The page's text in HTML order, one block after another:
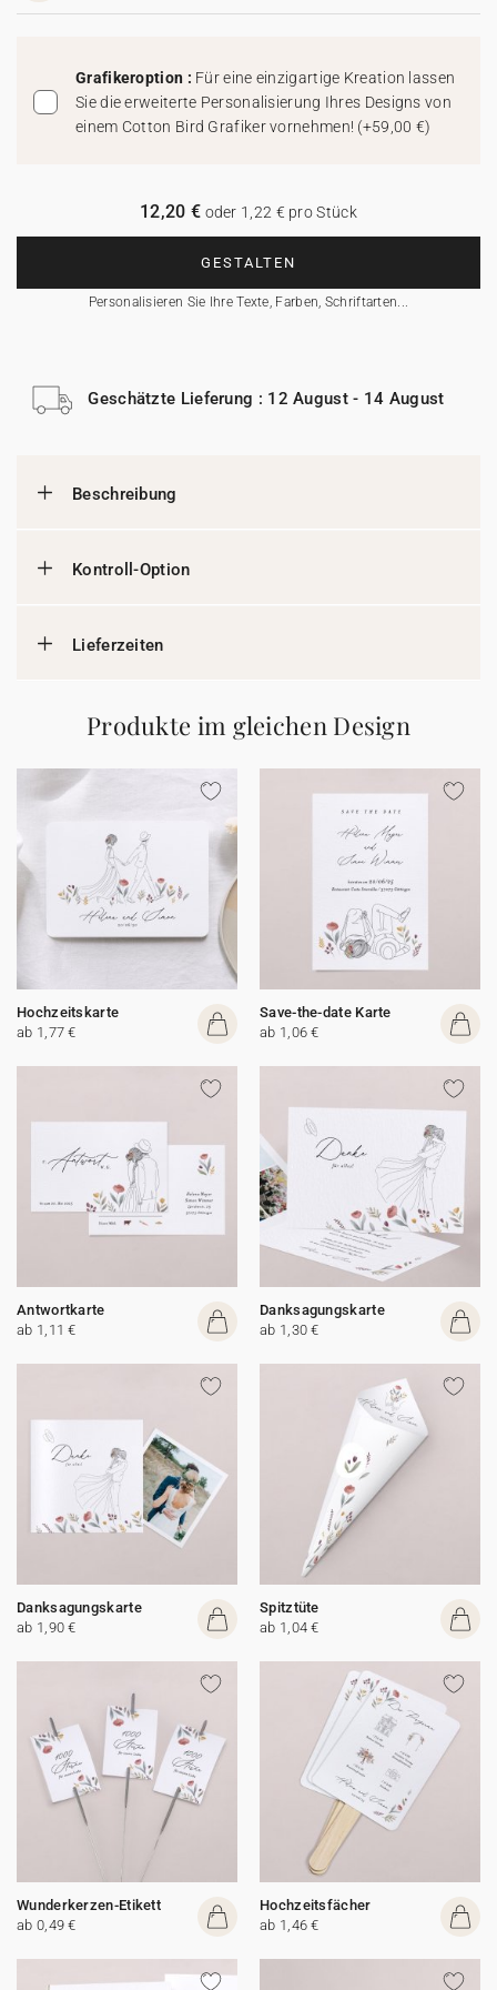
Grafikeroption : Für eine einzigartige Kreation lassen
Sie die erweiterte Personalisierung Ihres Designs von
einem Cotton Bird Grafiker vornehmen! (+59,00 €)
GESTALTEN
Personalisieren Sie Ihre Texte, Farben, Schriftarten...
12,20 € oder 1,22 € pro Stück
Geschätzte Lieferung : 12 August - 14 August
Beschreibung
Kontroll-Option
Lieferzeiten
Produkte im gleichen Design
Hochzeitskarte
ab 1,77 €
Save-the-date Karte
ab 1,06 €
Antwortkarte
ab 1,11 €
Danksagungskarte
ab 1,30 €
Danksagungskarte
ab 1,90 €
Spitztüte
ab 1,04 €
Wunderkerzen-Etikett
ab 0,49 €
Hochzeitsfächer
ab 1,46 €